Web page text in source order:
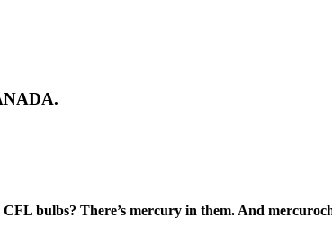
bulbs? There’s mercury in them. And